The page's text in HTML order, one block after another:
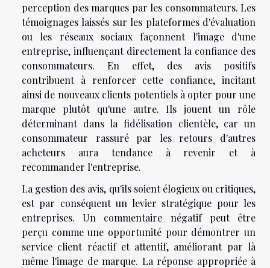
perception des marques par les consommateurs. Les
témoignages laissés sur les plateformes d'évaluation
ou les réseaux sociaux façonnent l'image d'une
entreprise, influençant directement la confiance des
consommateurs. En effet, des avis positifs
contribuent à renforcer cette confiance, incitant
ainsi de nouveaux clients potentiels à opter pour une
marque plutôt qu'une autre. Ils jouent un rôle
déterminant dans la fidélisation clientèle, car un
consommateur rassuré par les retours d'autres
acheteurs aura tendance à revenir et à
recommander l'entreprise.
La gestion des avis, qu'ils soient élogieux ou critiques,
est par conséquent un levier stratégique pour les
entreprises. Un commentaire négatif peut être
perçu comme une opportunité pour démontrer un
service client réactif et attentif, améliorant par là
même l'image de marque. La réponse appropriée à